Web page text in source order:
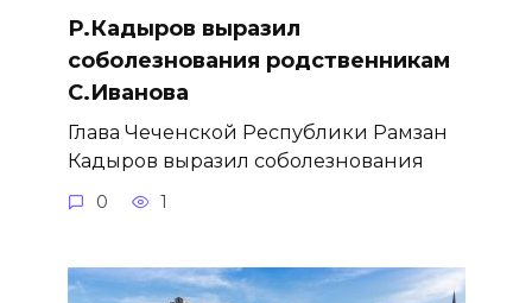
Р.Кадыров выразил
соболезнования родственникам
С.Иванова
Глава Чеченской Республики Рамзан
Кадыров выразил соболезнования
0 1